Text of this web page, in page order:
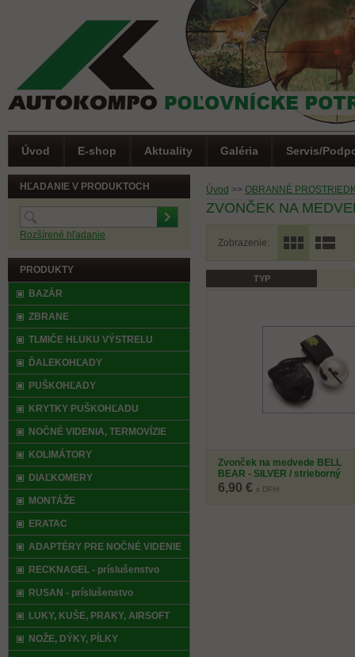
Úvod >> OBRANNÉ
ZVONČEK NA
Zobrazenie:
TYPLetná akcia
Zvonček na medvede BELL
BEAR - SILVER / strieborný
6,90 € s DPH
HĽADANIE V PRODUKTOCH
Rozšírené hľadanie
PRODUKTY
BAZÁR
ZBRANE
TLMIČE HLUKU VÝSTRELU
ĎALEKOHĽADY
PUŠKOHĽADY
KRYTKY PUŠKOHĽADU
NOČNÉ VIDENIA, TERMOVÍZIE
KOLIMÁTORY
DIAĽKOMERY
MONTÁŽE
ERATAC
ADAPTÉRY PRE NOČNÉ VIDENIE
RECKNAGEL - príslušenstvo
RUSAN - príslušenstvo
LUKY, KUŠE, PRAKY, AIRSOFT
NOŽE, DÝKY, PÍLKY
Úvod E-shop Aktuality Galéria Servis/